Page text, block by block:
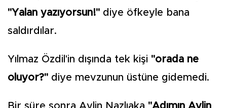
"Yalan yazıyorsun!" diye öfkeyle bana
saldırdılar.
Yılmaz Özdil'in dışında tek kişi "orada ne
oluyor?" diye mevzunun üstüne gidemedi.
Bir süre sonra Aylin Nazlıaka "Adımın Aylin